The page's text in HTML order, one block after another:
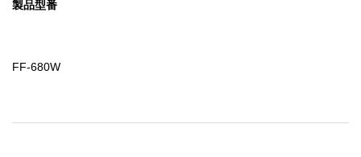
製品型番
FF-680W